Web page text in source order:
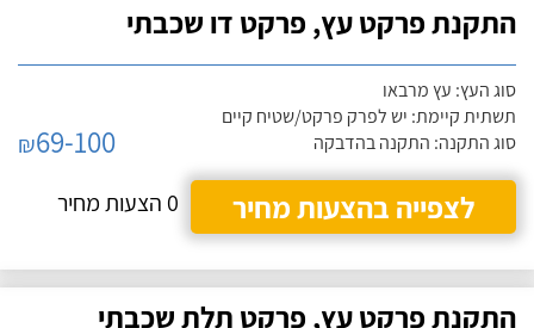
התקנת פרקט עץ, פרקט דו שכבתי
סוג העץ: עץ מרבאו
תשתית קיימת: יש לפרק פרקט/שטיח קיים
סוג התקנה: התקנה בהדבקה
₪69-100
לצפייה בהצעות מחיר
0 הצעות מחיר
התקנת פרקט עץ, פרקט תלת שכבתי